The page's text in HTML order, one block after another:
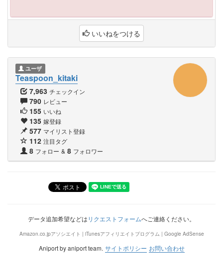
いいねをつける
ユーザ
Teaspoon_kitaki
7,963 チェックイン
790 レビュー
155 いいね
135 嫁登録
577 マイリスト登録
112 注目タグ
8 フォロー & 8 フォロワー
データ追加希望などはリクエストフォームへご連絡ください。
Amazon.co.jpアソシエイト | iTunesアフィリエイトプログラム | Google AdSense
Aniport by aniport team. サイトポリシー お問い合わせ